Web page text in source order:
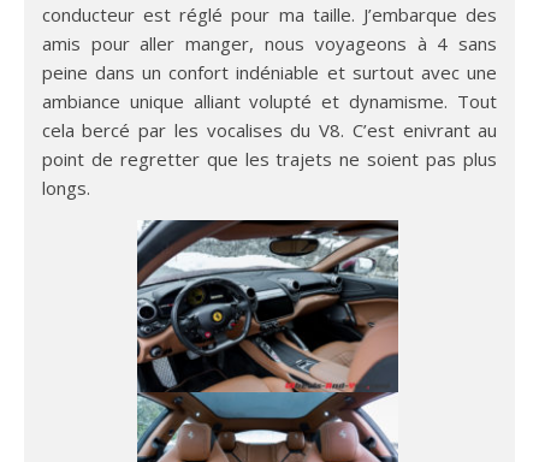
conducteur est réglé pour ma taille. J’embarque des
amis pour aller manger, nous voyageons à 4 sans
peine dans un confort indéniable et surtout avec une
ambiance unique alliant volupté et dynamisme. Tout
cela bercé par les vocalises du V8. C’est enivrant au
point de regretter que les trajets ne soient pas plus
longs.